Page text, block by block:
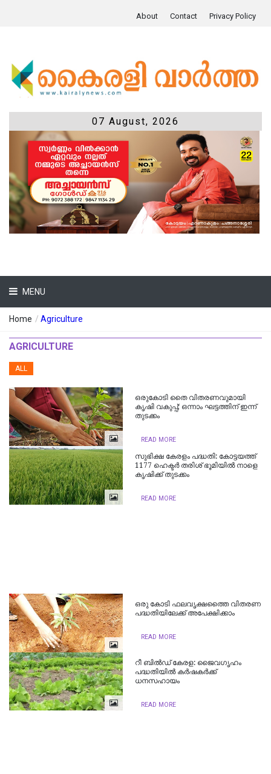
About Contact Privacy Policy
07 August, 2026
MENU
Home / Agriculture
AGRICULTURE
ALL
ഒരുകോടി തൈ വിതരണവുമായി
കൃഷി വകുപ്പ്; ഒന്നാം ഘട്ടത്തിന് ഇന്ന്
തുടക്കം
READ MORE
സുഭിക്ഷ കേരളം പദ്ധതി: കോട്ടയത്ത്
1177 ഹെക്ടര്‍ തരിശ് ഭൂമിയില്‍ നാളെ
കൃഷിക്ക് തുടക്കം
READ MORE
ഒരു കോടി ഫലവൃക്ഷത്തൈ വിതരണ
പദ്ധതിയിലേക്ക് അപേക്ഷിക്കാം
READ MORE
റീ ബിൽഡ് കേരള: ജൈവഗൃഹം
പദ്ധതിയില്‍ കർഷകർക്ക്
ധനസഹായം
READ MORE